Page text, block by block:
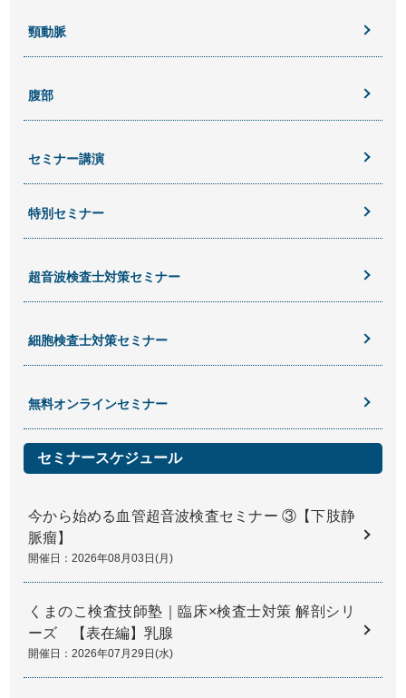
頸動脈
腹部
セミナー講演
特別セミナー
超音波検査士対策セミナー
細胞検査士対策セミナー
無料オンラインセミナー
セミナースケジュール
今から始める血管超音波検査セミナー ③【下肢静
脈瘤】
開催日：2026年08月03日(月)
くまのこ検査技師塾｜臨床×検査士対策 解剖シリ
ーズ 【表在編】乳腺
開催日：2026年07月29日(水)